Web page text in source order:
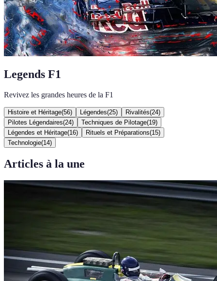
Legends F1
Revivez les grandes heures de la F1
Histoire et Héritage(56) Légendes(25) Rivalités(24)
Pilotes Légendaires(24) Techniques de Pilotage(19)
Légendes et Héritage(16) Rituels et Préparations(15)
Technologie(14)
Articles à la une